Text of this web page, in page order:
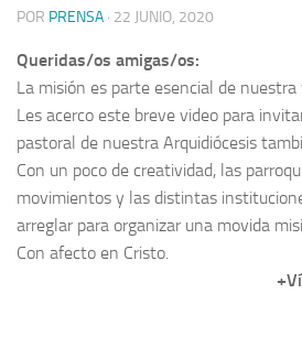
POR PRENSA · 22 JUNIO, 2020
Queridas/os amigas/os:
La misión es parte esencial de nuestra
Les acerco este breve video para
pastoral de nuestra Arquidiócesis
Con un poco de creatividad, las
movimientos y las distintas
arreglar para organizar una movida
Con afecto en Cristo.